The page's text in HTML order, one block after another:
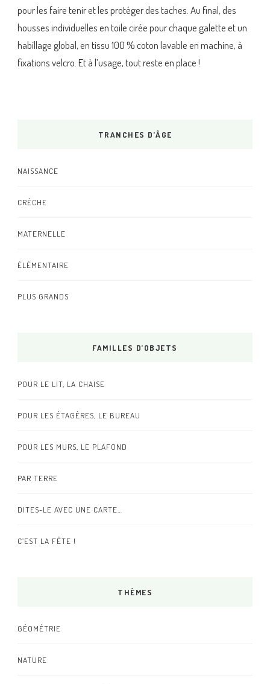
pour les faire tenir et les protéger des taches. Au final, des
housses individuelles en toile cirée pour chaque galette et un
habillage global, en tissu 100 % coton lavable en machine, à
fixations velcro. Et à l’usage, tout reste en place !
TRANCHES D’ÂGE
NAISSANCE
CRÈCHE
MATERNELLE
ÉLÉMENTAIRE
PLUS GRANDS
FAMILLES D’OBJETS
POUR LE LIT, LA CHAISE
POUR LES ÉTAGÈRES, LE BUREAU
POUR LES MURS, LE PLAFOND
PAR TERRE
DITES-LE AVEC UNE CARTE…
C’EST LA FÊTE !
THÈMES
GÉOMÉTRIE
NATURE